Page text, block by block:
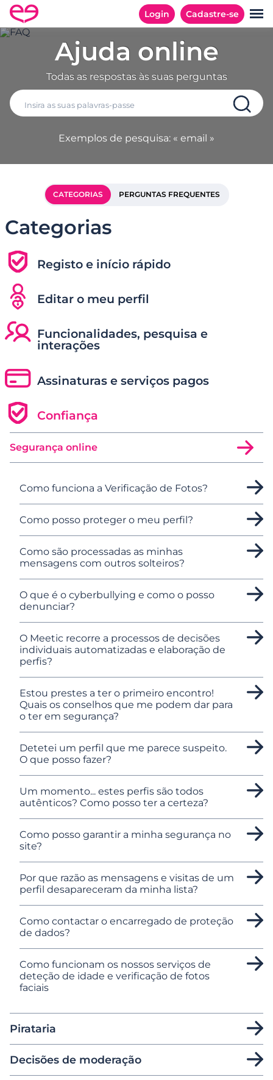
Login Cadastre-se
Ajuda online
Todas as respostas às suas perguntas
Exemplos de pesquisa: « email »
CATEGORIAS PERGUNTAS FREQUENTES
Categorias
Registo e início rápido
Editar o meu perfil
Funcionalidades, pesquisa e
interações
Assinaturas e serviços pagos
Confiança
Segurança online
Como funciona a Verificação de Fotos?
Como posso proteger o meu perfil?
Como são processadas as minhas
mensagens com outros solteiros?
O que é o cyberbullying e como o posso
denunciar?
O Meetic recorre a processos de decisões
individuais automatizadas e elaboração de
perfis?
Estou prestes a ter o primeiro encontro!
Quais os conselhos que me podem dar para
o ter em segurança?
Detetei um perfil que me parece suspeito.
O que posso fazer?
Um momento... estes perfis são todos
autênticos? Como posso ter a certeza?
Como posso garantir a minha segurança no
site?
Por que razão as mensagens e visitas de um
perfil desapareceram da minha lista?
Como contactar o encarregado de proteção
de dados?
Como funcionam os nossos serviços de
deteção de idade e verificação de fotos
faciais
Pirataria
Decisões de moderação